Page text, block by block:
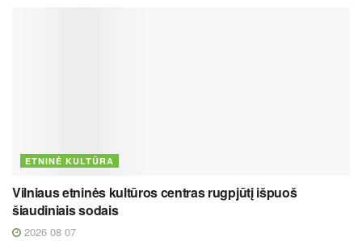
ETNINĖ KULTŪRA
Vilniaus etninės kultūros centras rugpjūtį išpuoš
šiaudiniais sodais
2026 08 07